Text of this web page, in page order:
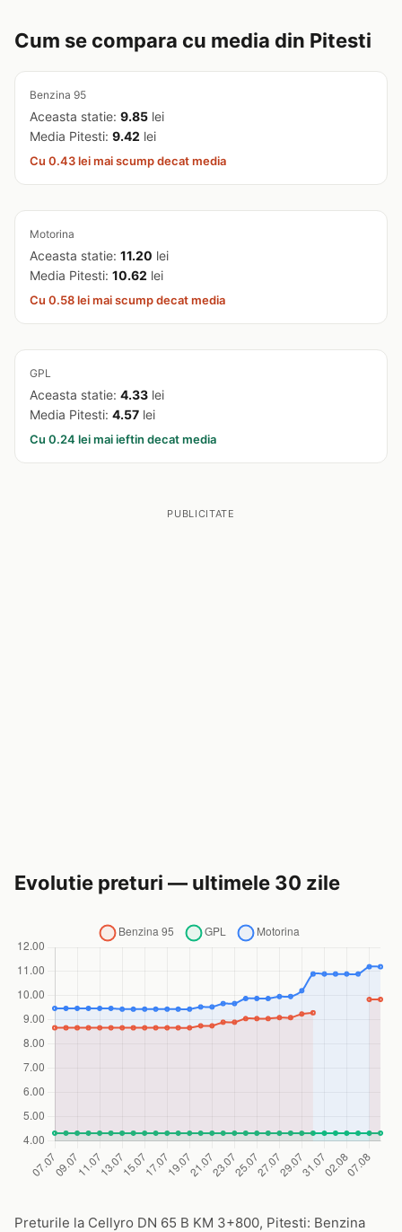
Cum se compara cu media din Pitesti
Benzina 95
Aceasta statie: 9.85 lei
Media Pitesti: 9.42 lei
Cu 0.43 lei mai scump decat media
Motorina
Aceasta statie: 11.20 lei
Media Pitesti: 10.62 lei
Cu 0.58 lei mai scump decat media
GPL
Aceasta statie: 4.33 lei
Media Pitesti: 4.57 lei
Cu 0.24 lei mai ieftin decat media
PUBLICITATE
Evolutie preturi — ultimele 30 zile
Preturile la Cellyro DN 65 B KM 3+800, Pitesti: Benzina